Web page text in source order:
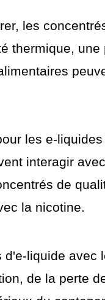
les
thermique,
les e-
interagir
de
la nicotine.
liquide avec
de la perte